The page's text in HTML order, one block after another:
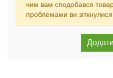
чим вам сподобався
проблемами ви